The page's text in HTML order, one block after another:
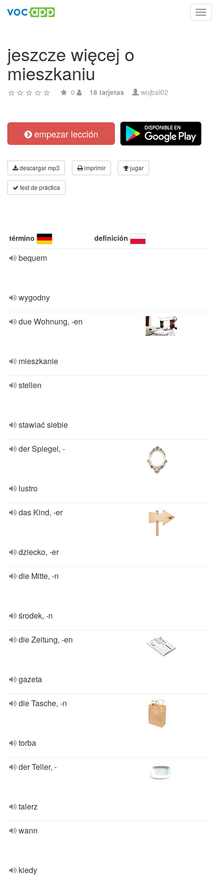
jeszcze więcej o
mieszkaniu
0 18 tarjetas wojbal02
empezar lección
descargar mp3 imprimir jugar
test de práctica
término definición
bequem
wygodny
due Wohnung, -en
mieszkanie
stellen
stawiać siebie
der Spiegel, -
lustro
das Kind, -er
dziecko, -er
die Mitte, -n
środek, -n
die Zeitung, -en
gazeta
die Tasche, -n
torba
der Teller, -
talerz
wann
kiedy